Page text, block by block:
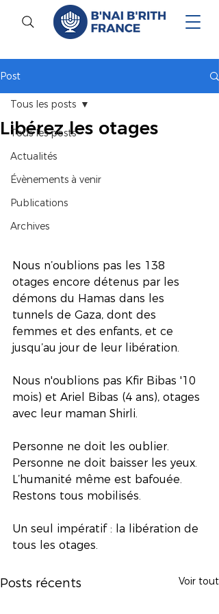
Post
Tous les posts
Actualités
Évènements à venir
Publications
Archives
Tous les posts
Libérez les otages
Nous n’oublions pas les 138
otages encore détenus par les
démons du Hamas dans les
tunnels de Gaza, dont des
femmes et des enfants, et ce
jusqu’au jour de leur libération.
Nous n'oublions pas Kfir Bibas '10
mois) et Ariel Bibas (4 ans), otages
avec leur maman Shirli.
Personne ne doit les oublier.
Personne ne doit baisser les yeux.
L’humanité même est bafouée.
Restons tous mobilisés.
Un seul impératif : la libération de
tous les otages.
Posts récents Voir tout